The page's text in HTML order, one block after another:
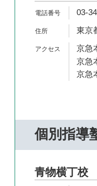
03-
東京
京急
京急
京急
個別指導
青物横丁校